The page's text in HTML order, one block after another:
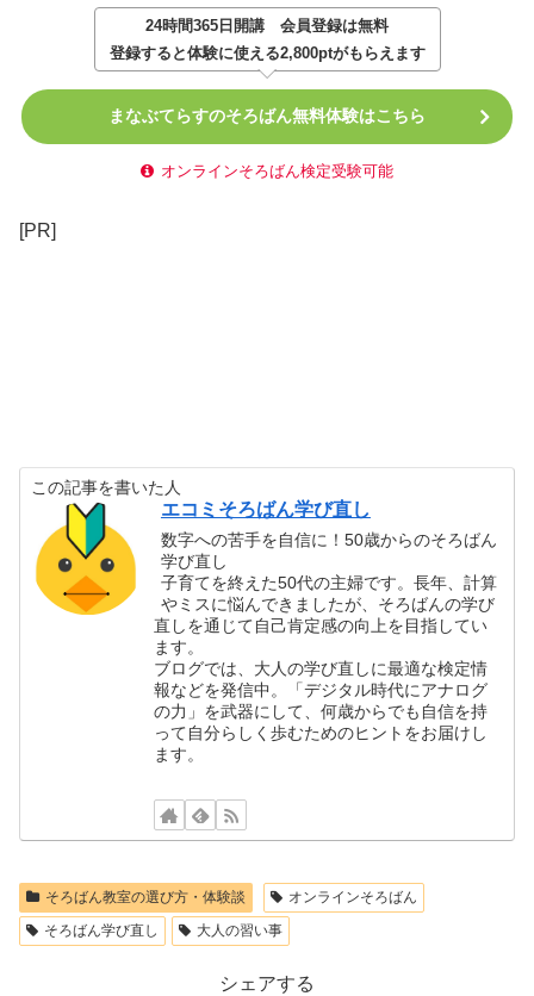
24時間365日開講
会員登録は無料
登録すると体験に使える2,800ptがもらえます
まなぶてらすのそろばん無料体験はこちら
オンラインそろばん検定受験可能
[PR]
この記事を書いた人
エコミそろばん学び直し
数字への苦手を自信に！50歳からのそろばん
学び直し
子育てを終えた50代の主婦です。長年、計算
やミスに悩んできましたが、そろばんの学び
直しを通じて自己肯定感の向上を目指してい
ます。
ブログでは、大人の学び直しに最適な検定情
報などを発信中。「デジタル時代にアナログ
の力」を武器にして、何歳からでも自信を持
って自分らしく歩むためのヒントをお届けし
ます。
そろばん教室の選び方・体験談
オンラインそろばん
そろばん学び直し
大人の習い事
シェアする